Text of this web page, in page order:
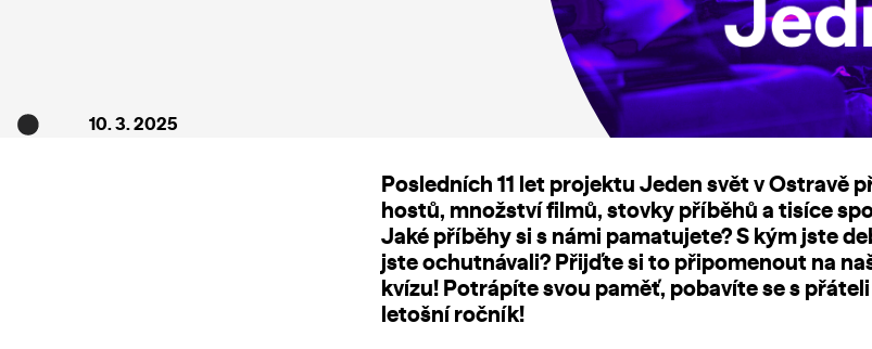
10. 3. 2025
Posledních 11 let projektu Jeden svět v Ostravě
hostů, množství filmů, stovky příběhů a tisíce
Jaké příběhy si s námi pamatujete? S kým jste
jste ochutnávali? Přijďte si to připomenout na
kvízu! Potrápíte svou paměť, pobavíte se s
letošní ročník!